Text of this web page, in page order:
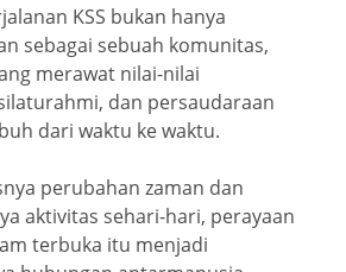
KSS bukan hanya
sebagai sebuah komunitas,
merawat nilai-nilai
dan persaudaraan
dari waktu ke waktu.
perubahan zaman dan
aktivitas sehari-hari, perayaan
terbuka itu menjadi